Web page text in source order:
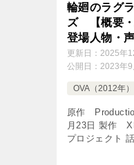
輪廻のラグ
ズ 【概要・
登場人物・声
更新日： 2025年
公開日： 2023年9
OVA（2012年）
原作
月23日 製作
プロジェクト
動画を楽しみ